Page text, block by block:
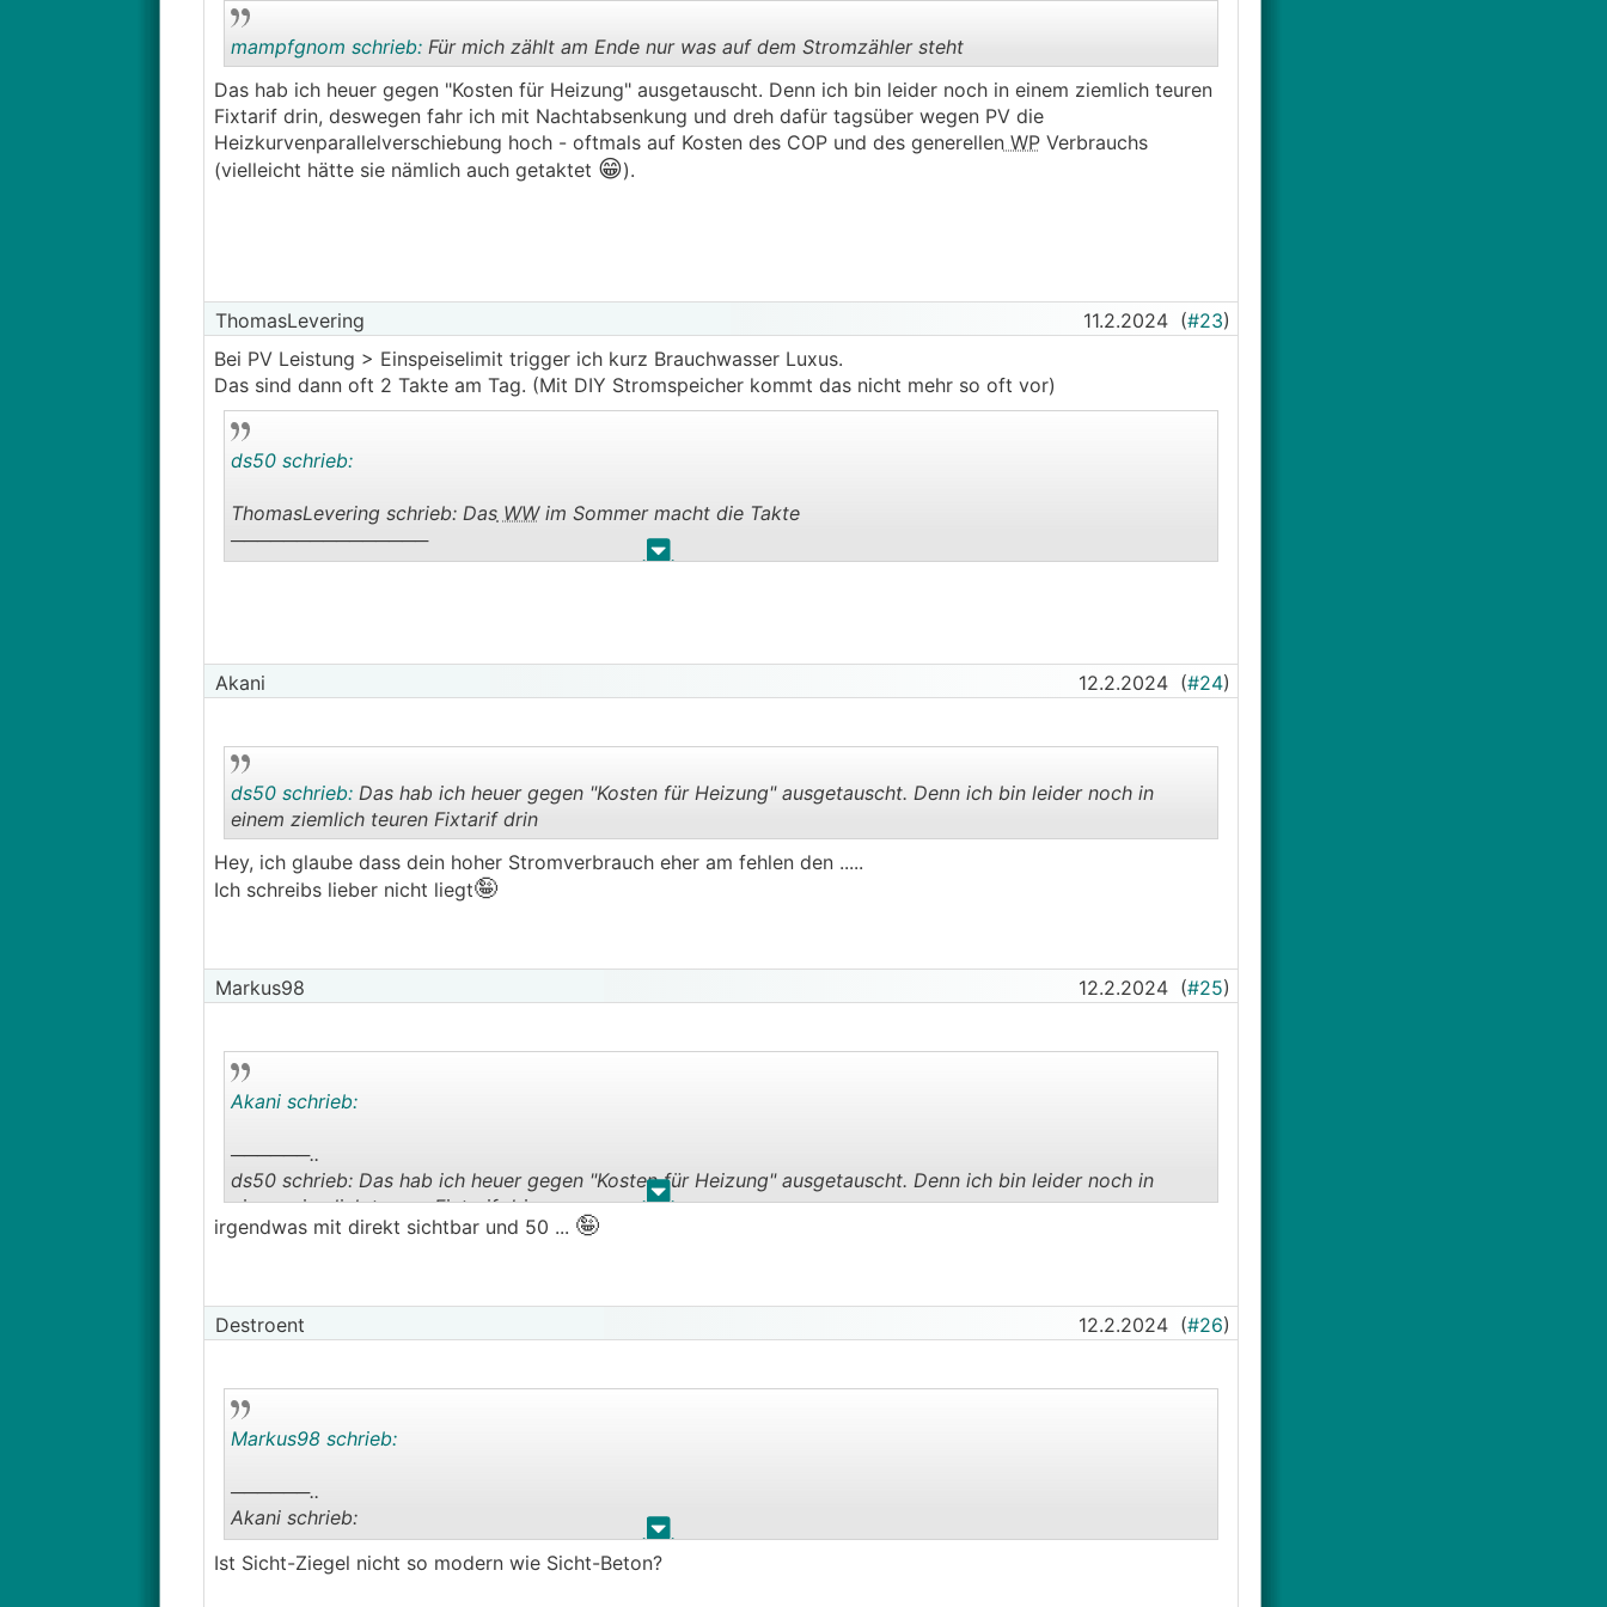
.
mampfgnom schrieb:Für mich zählt am Ende nur was auf dem Stromzähler steht
Das hab ich heuer gegen "Kosten für Heizung" ausgetauscht. Denn ich bin leider noch in einem ziemlich teuren
Fixtarif drin, deswegen fahr ich mit Nachtabsenkung und dreh dafür tagsüber wegen PV die
Heizkurvenparallelverschiebung hoch - oftmals auf Kosten des COP und des generellenWPVerbrauchs
(vielleicht hätte sie nämlich auch getaktet 😁).
ThomasLevering 11.2.2024 (#23)
Bei PV Leistung > Einspeiselimit trigger ich kurz Brauchwasser Luxus.
Das sind dann oft 2 Takte am Tag. (Mit DIY Stromspeicher kommt das nicht mehr so oft vor)
. .
ds50 schrieb:
ThomasLevering schrieb: DasWWim Sommer macht die Takte
───────────────
Akani 12.2.2024 (#24)
ds50 schrieb:Das hab ich heuer gegen "Kosten für Heizung" ausgetauscht. Denn ich bin leider noch in
einem ziemlich teuren Fixtarif drin
Hey, ich glaube dass dein hoher Stromverbrauch eher am fehlen den .....
Ich schreibs lieber nicht liegt🤪
Markus98 12.2.2024 (#25)
. .
Akani schrieb:
──────..
ds50 schrieb: Das hab ich heuer gegen "Kosten für Heizung" ausgetauscht. Denn ich bin leider noch in
einem ziemlich teuren Fixtarif drin
───────────────
Ich schreibs lieber nicht liegt🤪
irgendwas mit direkt sichtbar und 50 ... 🤪
Destroent 12.2.2024 (#26)
. .
Markus98 schrieb:
──────..
Akani schrieb:
──────..
Ist Sicht-Ziegel nicht so modern wie Sicht-Beton?